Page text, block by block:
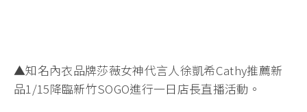
▲知名內衣品牌莎薇女神代言人徐凱希Cathy推薦新
品1/15降臨新竹SOGO進行一日店長直播活動。